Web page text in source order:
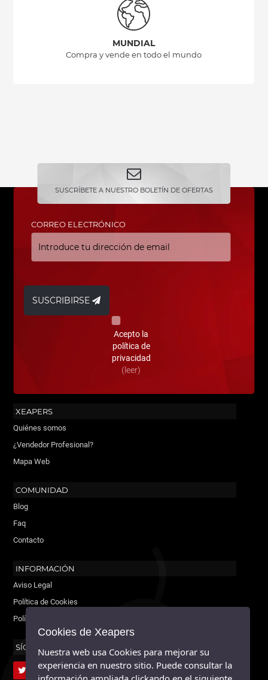
MUNDIAL
Compra y vende en todo el mundo
SUSCRÍBETE A NUESTRO BOLETÍN DE OFERTAS
CORREO ELECTRÓNICO
SUSCRIBIRSE
Acepto la
política de
privacidad
(leer)
XEAPERS
Quiénes somos
¿Vendedor Profesional?
Mapa Web
COMUNIDAD
Blog
Faq
Contacto
INFORMACIÓN
Aviso Legal
Política de Cookies
Política de Privacidad
SÍGUENOS
Cookies de Xeapers
Nuestra web usa Cookies para mejorar su
experiencia en nuestro sitio. Puede consultar la